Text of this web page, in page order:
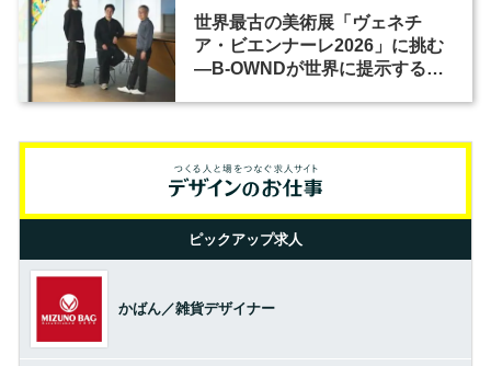
世界最古の美術展「ヴェネチ
ア・ビエンナーレ2026」に挑む
―B-OWNDが世界に提示する美
ピックアップ求人
かばん／雑貨デザイナー